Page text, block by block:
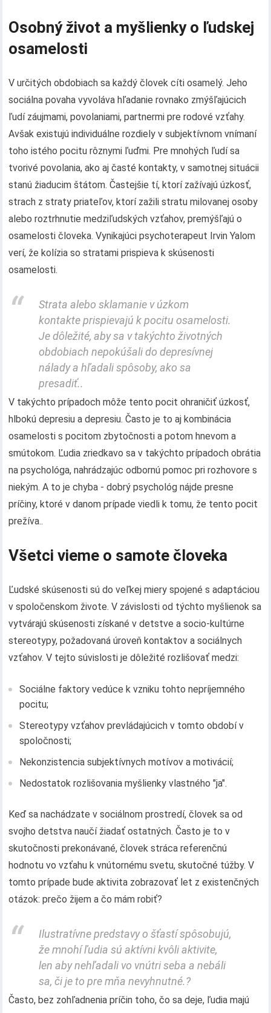
Osobný život a myšlienky o ľudskej
osamelosti
V určitých obdobiach sa každý človek cíti osamelý. Jeho
sociálna povaha vyvoláva hľadanie rovnako zmýšľajúcich
ľudí záujmami, povolaniami, partnermi pre rodové vzťahy.
Avšak existujú individuálne rozdiely v subjektívnom vnímaní
toho istého pocitu rôznymi ľuďmi. Pre mnohých ľudí sa
tvorivé povolania, ako aj časté kontakty, v samotnej situácii
stanú žiaducim štátom. Častejšie tí, ktorí zažívajú úzkosť,
strach z straty priateľov, ktorí zažili stratu milovanej osoby
alebo roztrhnutie medziľudských vzťahov, premýšľajú o
osamelosti človeka. Vynikajúci psychoterapeut Irvin Yalom
verí, že kolízia so stratami prispieva k skúsenosti
osamelosti.
Strata alebo sklamanie v úzkom
kontakte prispievajú k pocitu osamelosti.
Je dôležité, aby sa v takýchto životných
obdobiach nepokúšali do depresívnej
nálady a hľadali spôsoby, ako sa
presadiť..
V takýchto prípadoch môže tento pocit ohraničiť úzkosť,
hlbokú depresiu a depresiu. Často je to aj kombinácia
osamelosti s pocitom zbytočnosti a potom hnevom a
smútokom. Ľudia zriedkavo sa v takýchto prípadoch obrátia
na psychológa, nahrádzajúc odbornú pomoc pri rozhovore s
niekým. A to je chyba - dobrý psychológ nájde presne
príčiny, ktoré v danom prípade viedli k tomu, že tento pocit
prežíva..
Všetci vieme o samote človeka
Ľudské skúsenosti sú do veľkej miery spojené s adaptáciou
v spoločenskom živote. V závislosti od týchto myšlienok sa
vytvárajú skúsenosti získané v detstve a socio-kultúrne
stereotypy, požadovaná úroveň kontaktov a sociálnych
vzťahov. V tejto súvislosti je dôležité rozlišovať medzi:
Sociálne faktory vedúce k vzniku tohto nepríjemného
pocitu;
Stereotypy vzťahov prevládajúcich v tomto období v
spoločnosti;
Nekonzistencia subjektívnych motívov a motivácií;
Nedostatok rozlišovania myšlienky vlastného "ja".
Keď sa nachádzate v sociálnom prostredí, človek sa od
svojho detstva naučí žiadať ostatných. Často je to v
skutočnosti prekonávané, človek stráca referenčnú
hodnotu vo vzťahu k vnútornému svetu, skutočné túžby. V
tomto prípade bude aktivita zobrazovať let z existenčných
otázok: prečo žijem a čo mám robiť?
Ilustratívne predstavy o šťastí spôsobujú,
že mnohí ľudia sú aktívni kvôli aktivite,
len aby nehľadali vo vnútri seba a nebáli
sa, či je to pre mňa nevyhnutné.?
Často, bez zohľadnenia príčin toho, čo sa deje, ľudia majú